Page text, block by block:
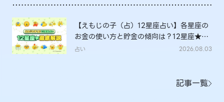
【えもじの子（占）12星座占い】各星座の
お金の使い方と貯金の傾向は？12星座★徹
底解説
占い 2026.08.03
記事一覧